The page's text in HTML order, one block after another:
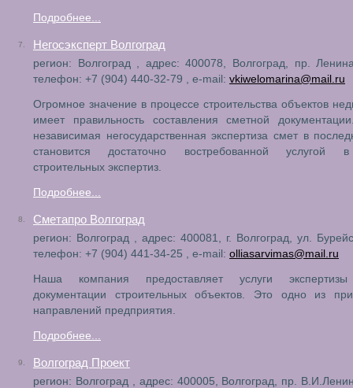
Подробнее...
7. Негосэксперт Волгоград
регион: Волгоград , адрес: 400078, Волгоград, пр.
телефон: +7 (904) 440-32-79 , e-mail: vkiwelomarina@mail.ru
Огромное значение в процессе строительства объектов
имеет правильность составления сметной
независимая негосударственная экспертиза смет в
становится достаточно востребованной услугой
строительных экспертиз.
Подробнее...
8. Сметапро Волгоград
регион: Волгоград , адрес: 400081, г. Волгоград, ул.
телефон: +7 (904) 441-34-25 , e-mail: olliasarvimas@mail.ru
Наша компания предоставляет услуги
документации строительных объектов. Это одно из
направлений предприятия.
Подробнее...
9. Волгоград Проект
регион: Волгоград , адрес: 400005, Волгоград, пр.